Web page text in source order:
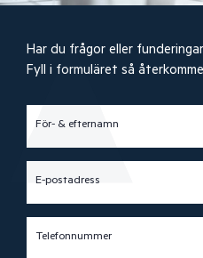
Har du frågor eller
Fyll i formuläret så
För- & efternamn
E-postadress
Telefonnummer